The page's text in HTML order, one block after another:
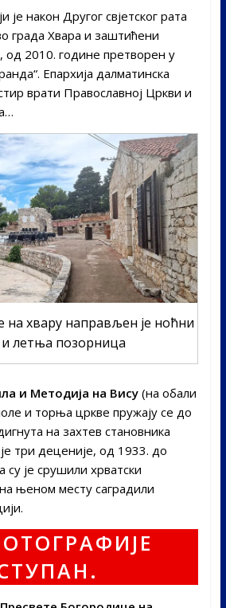
је након Другог свјетског рата
града Хвара и заштићени
од 2010. године претворен у
Епархија далматинска
врати Православној Цркви и
на хвару направљен је ноћни
и летња позорница
и Методија на Вису(на обали
и торња цркве пружају се до
на захтев становника
је три деценије, од 1933. до
су је срушили хрватски
њеном месту саградили